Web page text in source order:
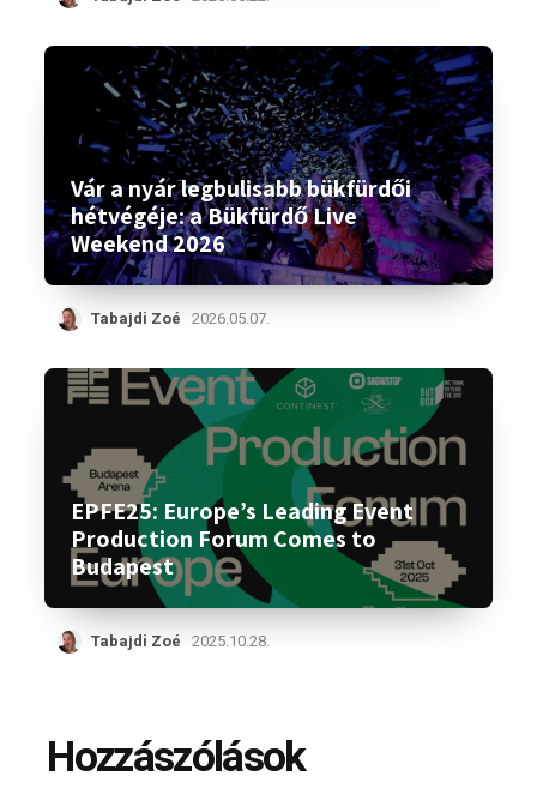
Vár a nyár legbulisabb bükfürdői
hétvégéje: a Bükfürdő Live
Weekend 2026
Tabajdi Zoé 2026.05.07.
EPFE25: Europe’s Leading Event
Production Forum Comes to
Budapest
Tabajdi Zoé 2025.10.28.
Hozzászólások